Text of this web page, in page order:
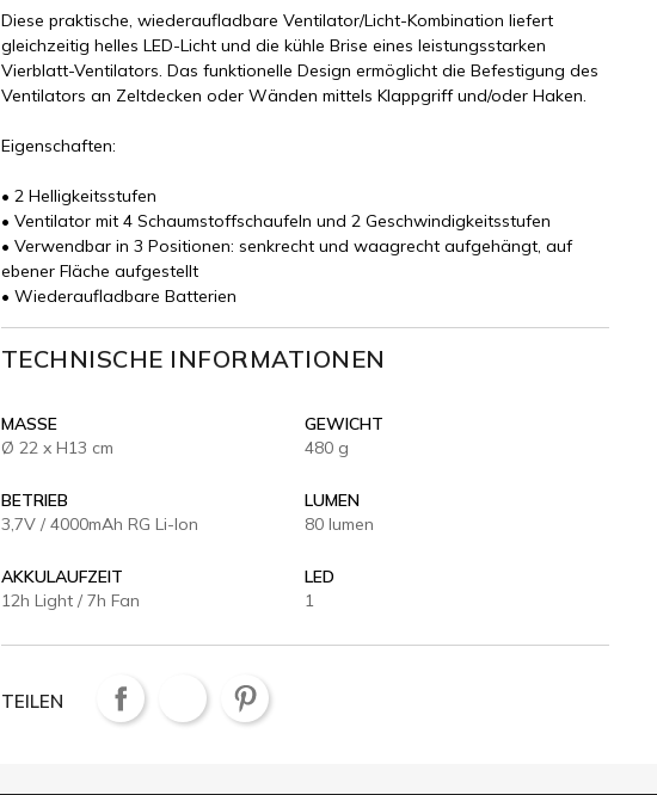
Diese praktische, wiederaufladbare Ventilator/Licht-Kombination liefert
gleichzeitig helles LED-Licht und die kühle Brise eines leistungsstarken
Vierblatt-Ventilators. Das funktionelle Design ermöglicht die Befestigung des
Ventilators an Zeltdecken oder Wänden mittels Klappgriff und/oder Haken.
Eigenschaften:
• 2 Helligkeitsstufen
• Ventilator mit 4 Schaumstoffschaufeln und 2 Geschwindigkeitsstufen
• Verwendbar in 3 Positionen: senkrecht und waagrecht aufgehängt, auf
ebener Fläche aufgestellt
• Wiederaufladbare Batterien
TECHNISCHE INFORMATIONEN
MASSE
Ø 22 x H13 cm
GEWICHT
480 g
BETRIEB
3,7V / 4000mAh RG Li-Ion
LUMEN
80 lumen
AKKULAUFZEIT
12h Light / 7h Fan
LED
1
TEILEN